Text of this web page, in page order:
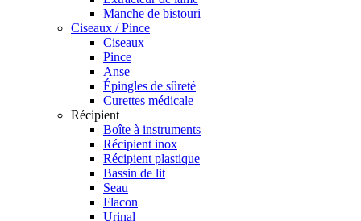
Manche de bistouri
Ciseaux / Pince
Ciseaux
Pince
Anse
Épingles de sûreté
Curettes médicale
Récipient
Boîte à instruments
Récipient inox
Récipient plastique
Bassin de lit
Seau
Flacon
Urinal